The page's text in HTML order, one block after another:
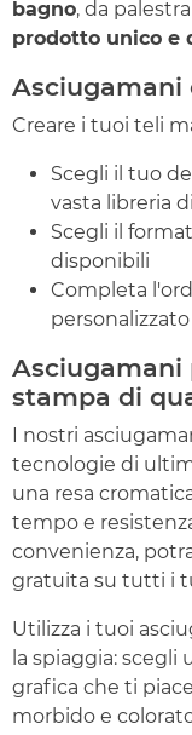
bagno, da
prodotto unico e
Asciugamani
Creare i tuoi teli
Scegli il tuo
vasta libreria
Scegli il
disponibili
Completa
Asciugamani
stampa di
I nostri
tecnologie di
una resa
tempo e
convenienza,
gratuita su tutti i
Utilizza i tuoi
la spiaggia:
grafica che ti
morbido e